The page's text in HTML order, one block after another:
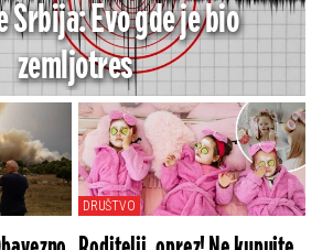
Srbija: Evo gde je bio
zemljotres
DRUŠTVO